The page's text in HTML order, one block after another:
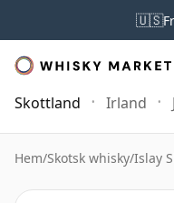
🇺🇸
Skottland Irland
Hem/Skotsk whisky/Islay